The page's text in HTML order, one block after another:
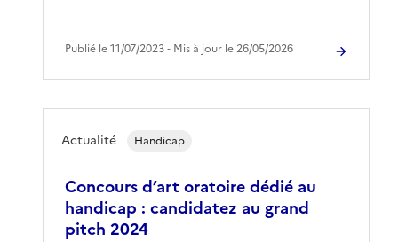
Publié le 11/07/2023 ‐ Mis à jour le 26/05/2026
Concours d’art oratoire dédié au
handicap : candidatez au grand
pitch 2024
Actualité Handicap